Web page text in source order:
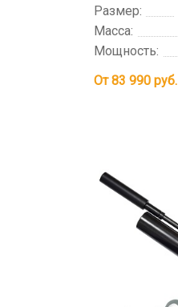
Размер:
Масса:
Мощность:
От83 990 руб.